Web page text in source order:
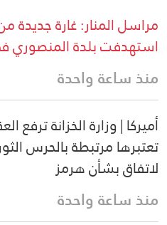
مراسل المنار: غارة جديدة
استهدفت بلدة المنصوري
منذ ساعة واحدة
تعتبرها مرتبطة بالحرس
لاتفاق بشأن هرمز
منذ ساعة واحدة